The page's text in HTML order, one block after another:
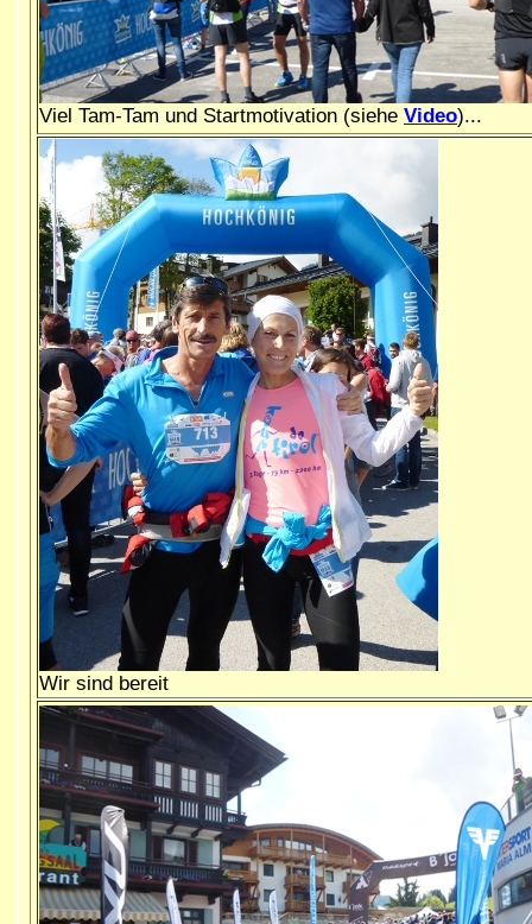
Viel Tam-Tam und Startmotivation (siehe Video)...
Wir sind bereit